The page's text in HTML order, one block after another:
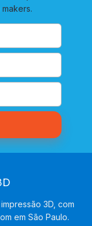
3D, com
em São Paulo.